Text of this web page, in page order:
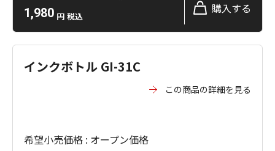
1,980 円 税込
購入する
インクボトル GI-31C
この商品の詳細を見る
希望小売価格 : オープン価格